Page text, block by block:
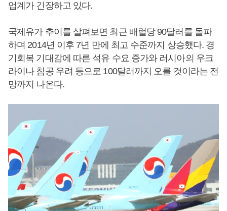
업계가 긴장하고 있다.
국제유가 추이를 살펴보면 최근 배럴당 90달러를 돌파
하며 2014년 이후 7년 만에 최고 수준까지 상승했다. 경
기회복 기대감에 따른 석유 수요 증가와 러시아의 우크
라이나 침공 우려 등으로 100달러까지 오를 것이라는 전
망까지 나온다.